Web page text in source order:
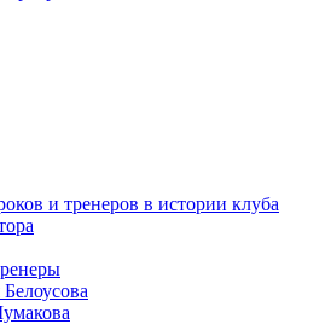
и тренеров в истории клуба